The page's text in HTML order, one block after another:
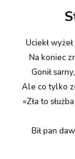
Uciekł
Na koniec
Gonił
Ale co tylko
«Zła to
Bił pan